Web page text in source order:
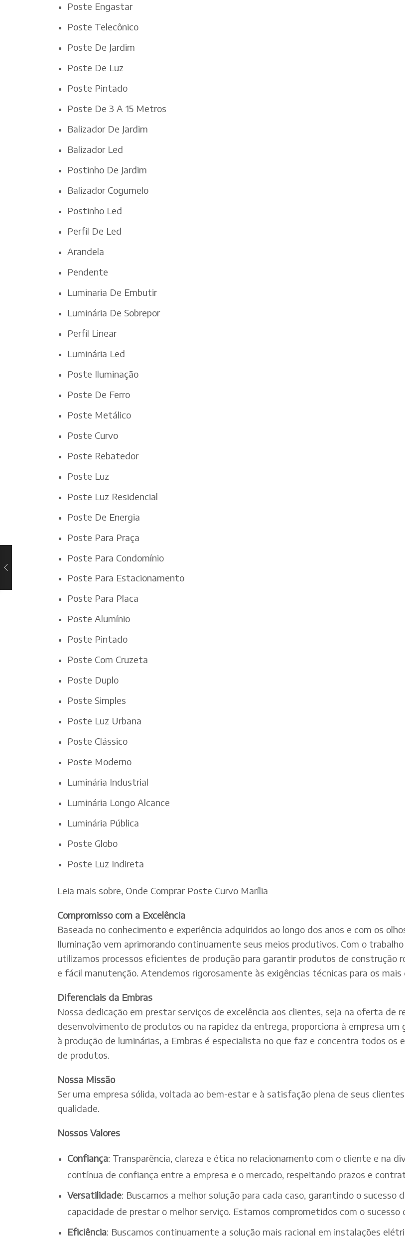
Poste Engastar
Poste Telecônico
Poste De Jardim
Poste De Luz
Poste Pintado
Poste De 3 A 15 Metros
Balizador De Jardim
Balizador Led
Postinho De Jardim
Balizador Cogumelo
Postinho Led
Perfil De Led
Arandela
Pendente
Luminaria De Embutir
Luminária De Sobrepor
Perfil Linear
Luminária Led
Poste Iluminação
Poste De Ferro
Poste Metálico
Poste Curvo
Poste Rebatedor
Poste Luz
Poste Luz Residencial
Poste De Energia
Poste Para Praça
Poste Para Condomínio
Poste Para Estacionamento
Poste Para Placa
Poste Alumínio
Poste Pintado
Poste Com Cruzeta
Poste Duplo
Poste Simples
Poste Luz Urbana
Poste Clássico
Poste Moderno
Luminária Industrial
Luminária Longo Alcance
Luminária Pública
Poste Globo
Poste Luz Indireta
Leia mais sobre, Onde Comprar Poste Curvo Marília
Compromisso com a Excelência
Baseada no conhecimento e experiência adquiridos ao longo dos anos e com os
Iluminação vem aprimorando continuamente seus meios produtivos. Com o
utilizamos processos eficientes de produção para garantir produtos de construção
e fácil manutenção. Atendemos rigorosamente às exigências técnicas para os
Diferenciais da Embras
Nossa dedicação em prestar serviços de excelência aos clientes, seja na oferta de
desenvolvimento de produtos ou na rapidez da entrega, proporciona à empresa
à produção de luminárias, a Embras é especialista no que faz e concentra todos
de produtos.
Nossa Missão
Ser uma empresa sólida, voltada ao bem-estar e à satisfação plena de seus
qualidade.
Nossos Valores
Confiança: Transparência, clareza e ética no relacionamento com o cliente e na
contínua de confiança entre a empresa e o mercado, respeitando prazos e
Versatilidade: Buscamos a melhor solução para cada caso, garantindo o
capacidade de prestar o melhor serviço. Estamos comprometidos com o sucesso
Eficiência: Buscamos continuamente a solução mais racional em instalações